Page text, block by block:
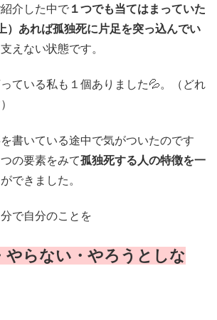
介した中で １つでも当てはまっていた
）あれば孤独死に片足を突っ込んでい
えない状態です。
ている私も１個ありました💦。（どれ
書いている途中で気がついたのです
の要素をみて孤独死する人の特徴を一
できました。
で自分のことを
やらない・やろうとしな